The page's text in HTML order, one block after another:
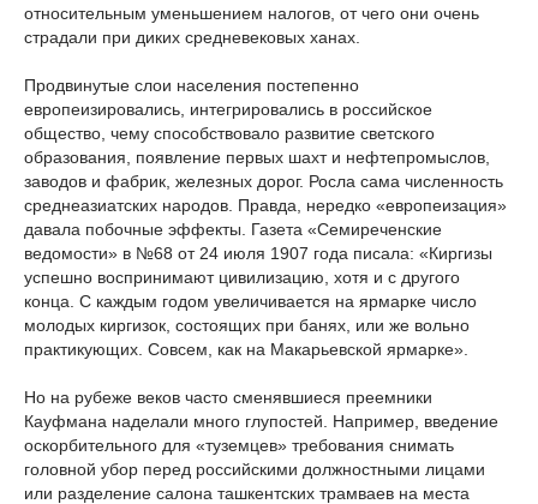
относительным уменьшением налогов, от чего они очень
страдали при диких средневековых ханах.
Продвинутые слои населения постепенно
европеизировались, интегрировались в российское
общество, чему способствовало развитие светского
образования, появление первых шахт и нефтепромыслов,
заводов и фабрик, железных дорог. Росла сама численность
среднеазиатских народов. Правда, нередко «европеизация»
давала побочные эффекты. Газета «Семиреченские
ведомости» в №68 от 24 июля 1907 года писала: «Киргизы
успешно воспринимают цивилизацию, хотя и с другого
конца. С каждым годом увеличивается на ярмарке число
молодых киргизок, состоящих при банях, или же вольно
практикующих. Совсем, как на Макарьевской ярмарке».
Но на рубеже веков часто сменявшиеся преемники
Кауфмана наделали много глупостей. Например, введение
оскорбительного для «туземцев» требования снимать
головной убор перед российскими должностными лицами
или разделение салона ташкентских трамваев на места